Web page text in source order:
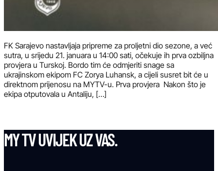
FK Sarajevo nastavljaja pripreme za proljetni dio sezone, a već
sutra, u srijedu 21. januara u 14:00 sati, očekuje ih prva ozbiljna
provjera u Turskoj. Bordo tim će odmjeriti snage sa
ukrajinskom ekipom FC Zorya Luhansk, a cijeli susret bit će u
direktnom prijenosu na MYTV-u. Prva provjera Nakon što je
ekipa otputovala u Antaliju, […]
MY TV UVIJEK UZ VAS.